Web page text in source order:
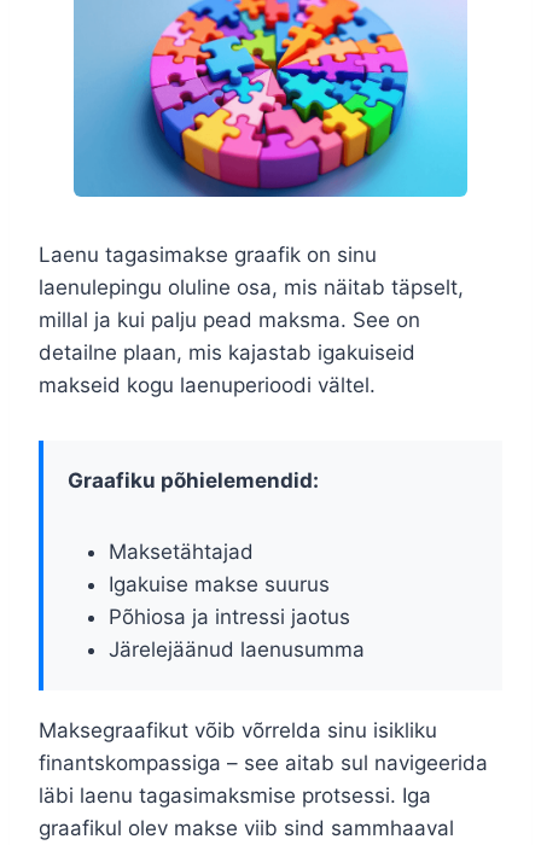
Laenu tagasimakse graafik on sinu
laenulepingu oluline osa, mis näitab täpselt,
millal ja kui palju pead maksma. See on
detailne plaan, mis kajastab igakuiseid
makseid kogu laenuperioodi vältel.
Graafiku põhielemendid:
Maksetähtajad
Igakuise makse suurus
Põhiosa ja intressi jaotus
Järelejäänud laenusumma
Maksegraafikut võib võrrelda sinu isikliku
finantskompassiga – see aitab sul navigeerida
läbi laenu tagasimaksmise protsessi. Iga
graafikul olev makse viib sind sammhaaval